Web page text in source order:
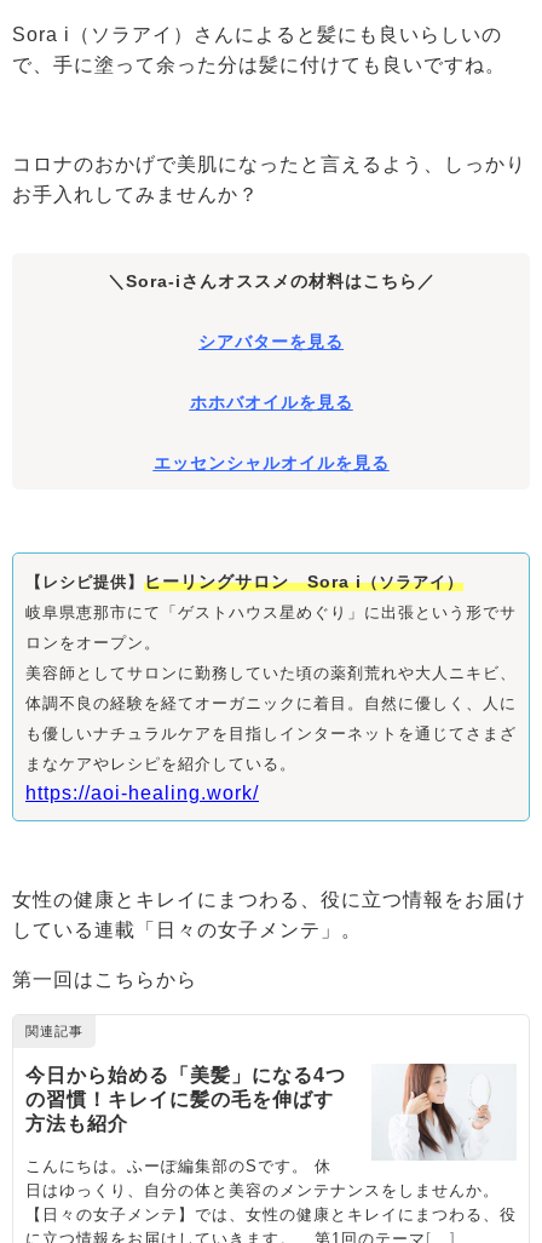
Sora i（ソラアイ）さんによると髪にも良いらしいの
で、手に塗って余った分は髪に付けても良いですね。
コロナのおかげで美肌になったと言えるよう、しっかり
お手入れしてみませんか？
＼Sora-iさんオススメの材料はこちら／
シアバターを見る
ホホバオイルを見る
エッセンシャルオイルを見る
【レシピ提供】 ヒーリングサロン Sora i（ソラアイ）
岐阜県恵那市にて「ゲストハウス星めぐり」に出張という形でサ
ロンをオープン。
美容師としてサロンに勤務していた頃の薬剤荒れや大人ニキビ、
体調不良の経験を経てオーガニックに着目。自然に優しく、人に
も優しいナチュラルケアを目指しインターネットを通じてさまざ
まなケアやレシピを紹介している。
https://aoi-healing.work/
女性の健康とキレイにまつわる、役に立つ情報をお届け
している連載「日々の女子メンテ」。
第一回はこちらから